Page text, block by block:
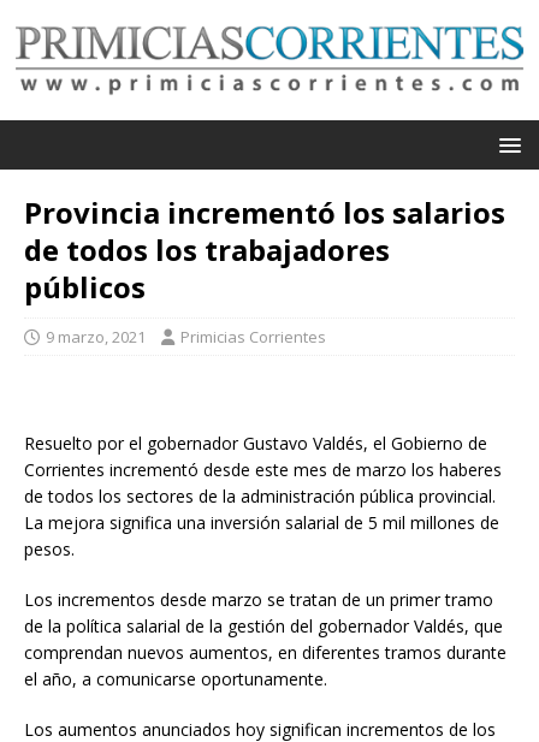
Provincia incrementó los salarios
de todos los trabajadores
públicos
9 marzo, 2021 Primicias Corrientes
Resuelto por el gobernador Gustavo Valdés, el Gobierno de
Corrientes incrementó desde este mes de marzo los haberes
de todos los sectores de la administración pública provincial.
La mejora significa una inversión salarial de 5 mil millones de
pesos.
Los incrementos desde marzo se tratan de un primer tramo
de la política salarial de la gestión del gobernador Valdés, que
comprendan nuevos aumentos, en diferentes tramos durante
el año, a comunicarse oportunamente.
Los aumentos anunciados hoy significan incrementos de los